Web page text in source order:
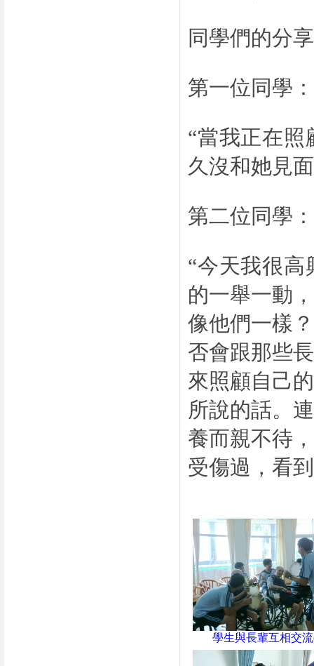
同學們的分
第一位同學：
“當我正在
久沒和她見
第二位同學：
“今天我很
的一舉一動
像他們一樣
否會跟那些
來照顧自己
所說的話。
養而親不待
受傷過，看
學生與長輩互相交